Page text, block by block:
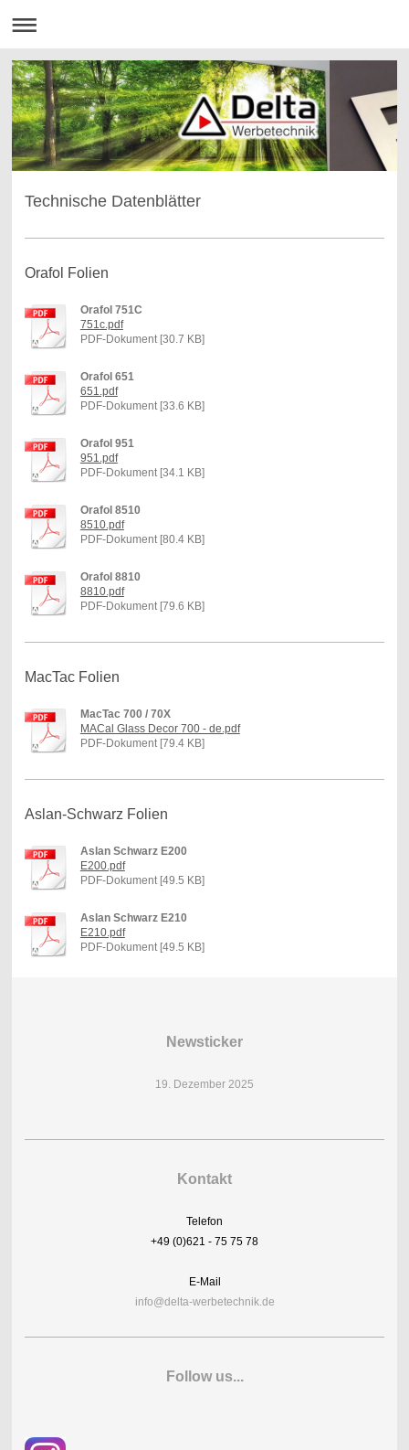
Technische Datenblätter
Orafol Folien
Orafol 751C
751c.pdf
PDF-Dokument [30.7 KB]
Orafol 651
651.pdf
PDF-Dokument [33.6 KB]
Orafol 951
951.pdf
PDF-Dokument [34.1 KB]
Orafol 8510
8510.pdf
PDF-Dokument [80.4 KB]
Orafol 8810
8810.pdf
PDF-Dokument [79.6 KB]
MacTac Folien
MacTac 700 / 70X
MACal Glass Decor 700 - de.pdf
PDF-Dokument [79.4 KB]
Aslan-Schwarz Folien
Aslan Schwarz E200
E200.pdf
PDF-Dokument [49.5 KB]
Aslan Schwarz E210
E210.pdf
PDF-Dokument [49.5 KB]
Newsticker
19. Dezember 2025
Kontakt
Telefon
+49 (0)621 - 75 75 78
E-Mail
info@delta-werbetechnik.de
Follow us...